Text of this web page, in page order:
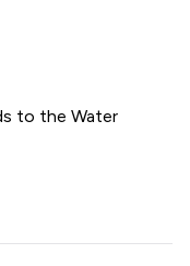
to the Water